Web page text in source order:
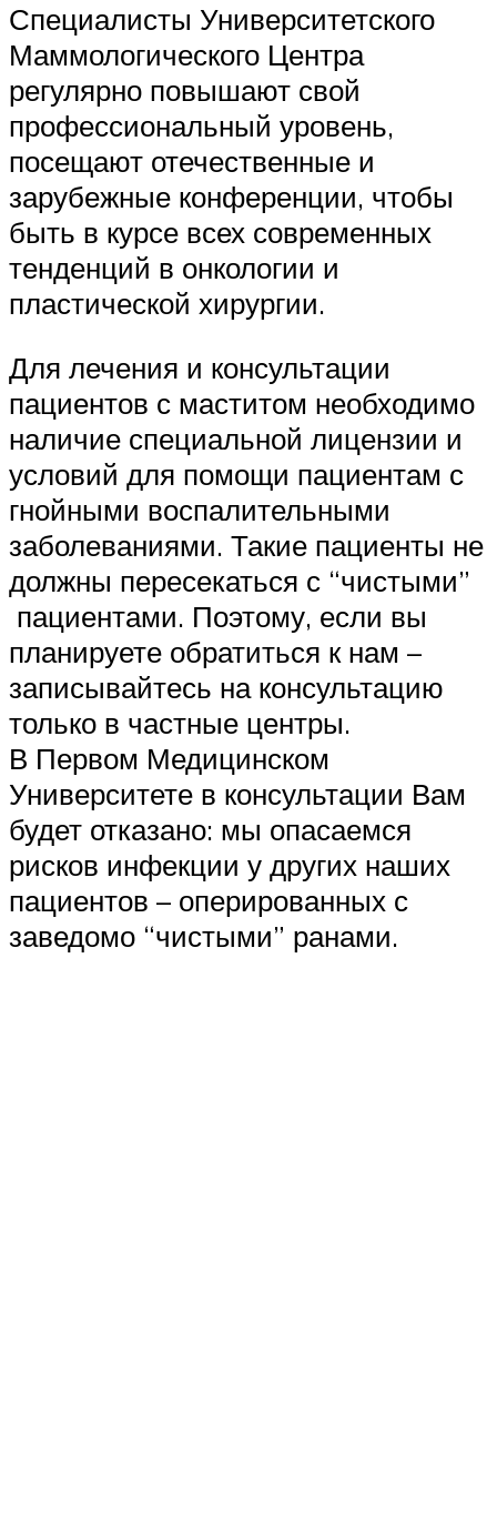
Специалисты Университетского
Маммологического Центра
регулярно повышают свой
профессиональный уровень,
посещают отечественные и
зарубежные конференции, чтобы
быть в курсе всех современных
тенденций в онкологии и
пластической хирургии.
Для лечения и консультации
пациентов с маститом необходимо
наличие специальной лицензии и
условий для помощи пациентам с
гнойными воспалительными
заболеваниями. Такие пациенты не
должны пересекаться с “чистыми”
пациентами. Поэтому, если вы
планируете обратиться к нам –
записывайтесь на консультацию
только в частные центры.
В Первом Медицинском
Университете в консультации Вам
будет отказано: мы опасаемся
рисков инфекции у других наших
пациентов – оперированных с
заведомо “чистыми” ранами.